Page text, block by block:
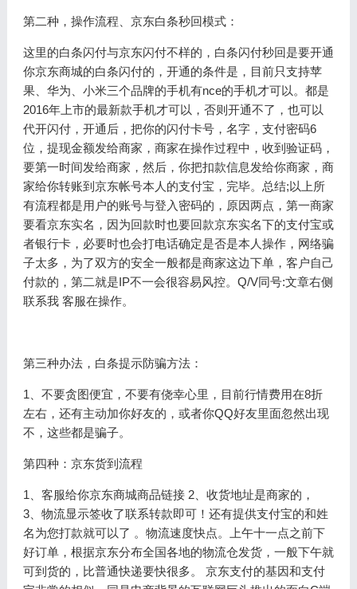
第二种，操作流程、京东白条秒回模式：
这里的白条闪付与京东闪付不样的，白条闪付秒回是要开通
你京东商城的白条闪付的，开通的条件是，目前只支持苹
果、华为、小米三个品牌的手机有nce的手机才可以。都是
2016年上市的最新款手机才可以，否则开通不了，也可以
代开闪付，开通后，把你的闪付卡号，名字，支付密码6
位，提现金额发给商家，商家在操作过程中，收到验证码，
要第一时间发给商家，然后，你把扣款信息发给你商家，商
家给你转账到京东帐号本人的支付宝，完毕。总结;以上所
有流程都是用户的账号与登入密码的，原因两点，第一商家
要看京东实名，因为回款时也要回款京东实名下的支付宝或
者银行卡，必要时也会打电话确定是否是本人操作，网络骗
子太多，为了双方的安全一般都是商家这边下单，客户自己
付款的，第二就是IP不一会很容易风控。Q/V同号:文章右侧
联系我 客服在操作。
第三种办法，白条提示防骗方法：
1、不要贪图便宜，不要有侥幸心里，目前行情费用在8折
左右，还有主动加你好友的，或者你QQ好友里面忽然出现
不，这些都是骗子。
第四种：京东货到流程
1、客服给你京东商城商品链接 2、收货地址是商家的，
3、物流显示签收了联系转款即可！还有提供支付宝的和姓
名为您打款就可以了 。物流速度快点。上午十一点之前下
好订单，根据京东分布全国各地的物流仓发货，一般下午就
可到货的，比普通快递要快很多。 京东支付的基因和支付